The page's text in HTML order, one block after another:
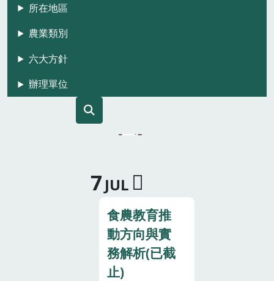
所在地區
農業類別
六大方針
辦理單位
7 JUL
食農教育推
動方向與實
務解析(已截
止)